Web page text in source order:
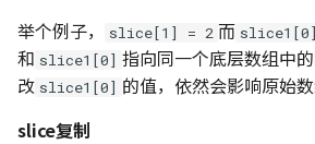
举个例子，
slice[1] = 2 而
和 slice1[0] 指向同一个底层数组中
改 slice1[0] 的值，依然会影响原始数
slice复制